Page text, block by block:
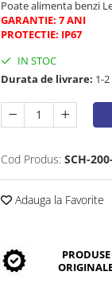
Poate alimenta benzi
GARANTIE: 7 ANI
PROTECTIE: IP67
IN STOC
Durata de livrare: 1-
Cod Produs: SCH-
Adauga la Favorite
PRODUSE